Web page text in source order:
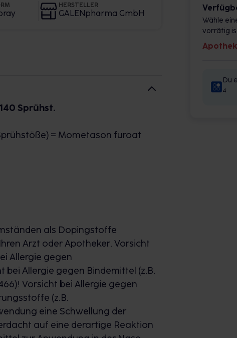
HERSTELLER
GALENpharma GmbH
Sprühst.
= Mometason furoat
als Dopingstoffe
Arzt oder Apotheker. Vorsicht
Allergie gegen
Allergie gegen Bindemittel (z.B.
Vorsicht bei Allergie gegen
(z.B.
eine Schwellung der
auf eine derartige Reaktion
Wähle
vorrätig
Du
4